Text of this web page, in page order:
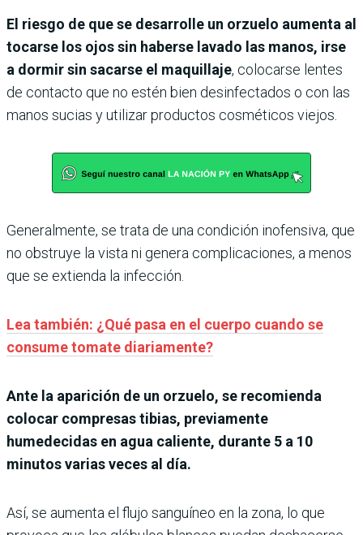
El riesgo de que se desarrolle un orzuelo aumenta al
tocarse los ojos sin haberse lavado las manos, irse
a dormir sin sacarse el maquillaje, colocarse lentes
de contacto que no estén bien desinfectados o con las
manos sucias y utilizar productos cosméticos viejos.
Generalmente, se trata de una condición inofensiva, que
no obstruye la vista ni genera complicaciones, a menos
que se extienda la infección.
Lea también: ¿Qué pasa en el cuerpo cuando se
consume tomate diariamente?
Ante la aparición de un orzuelo, se recomienda
colocar compresas tibias, previamente
humedecidas en agua caliente, durante 5 a 10
minutos varias veces al día.
Así, se aumenta el flujo sanguíneo en la zona, lo que